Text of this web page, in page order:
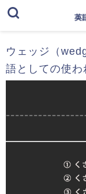
ウェッジ（
語としての使わ